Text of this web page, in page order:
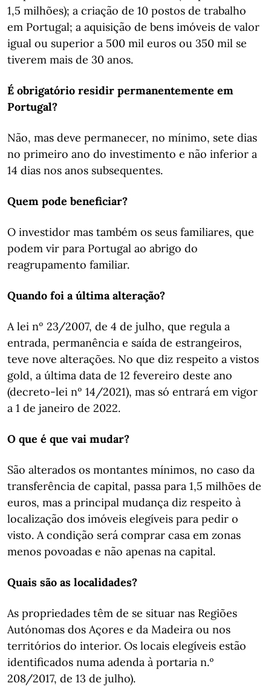
1,5 milhões); a criação de 10 postos de trabalho
em Portugal; a aquisição de bens imóveis de valor
igual ou superior a 500 mil euros ou 350 mil se
tiverem mais de 30 anos.
É obrigatório residir permanentemente em
Portugal?
Não, mas deve permanecer, no mínimo, sete dias
no primeiro ano do investimento e não inferior a
14 dias nos anos subsequentes.
Quem pode beneficiar?
O investidor mas também os seus familiares, que
podem vir para Portugal ao abrigo do
reagrupamento familiar.
Quando foi a última alteração?
A lei nº 23/2007, de 4 de julho, que regula a
entrada, permanência e saída de estrangeiros,
teve nove alterações. No que diz respeito a vistos
gold, a última data de 12 fevereiro deste ano
(decreto-lei nº 14/2021), mas só entrará em vigor
a 1 de janeiro de 2022.
O que é que vai mudar?
São alterados os montantes mínimos, no caso da
transferência de capital, passa para 1,5 milhões de
euros, mas a principal mudança diz respeito à
localização dos imóveis elegíveis para pedir o
visto. A condição será comprar casa em zonas
menos povoadas e não apenas na capital.
Quais são as localidades?
As propriedades têm de se situar nas Regiões
Autónomas dos Açores e da Madeira ou nos
territórios do interior. Os locais elegíveis estão
identificados numa adenda à portaria n.º
208/2017, de 13 de julho).